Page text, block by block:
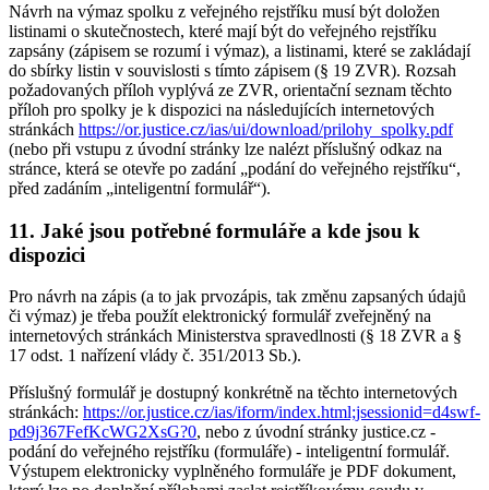
Návrh na výmaz spolku z veřejného rejstříku musí být doložen
listinami o skutečnostech, které mají být do veřejného rejstříku
zapsány (zápisem se rozumí i výmaz), a listinami, které se zakládají
do sbírky listin v souvislosti s tímto zápisem (§ 19 ZVR). Rozsah
požadovaných příloh vyplývá ze ZVR, orientační seznam těchto
příloh pro spolky je k dispozici na následujících internetových
stránkách https://or.justice.cz/ias/ui/download/prilohy_spolky.pdf
(nebo při vstupu z úvodní stránky lze nalézt příslušný odkaz na
stránce, která se otevře po zadání „podání do veřejného rejstříku“,
před zadáním „inteligentní formulář“).
11. Jaké jsou potřebné formuláře a kde jsou k
dispozici
Pro návrh na zápis (a to jak prvozápis, tak změnu zapsaných údajů
či výmaz) je třeba použít elektronický formulář zveřejněný na
internetových stránkách Ministerstva spravedlnosti (§ 18 ZVR a §
17 odst. 1 nařízení vlády č. 351/2013 Sb.).
Příslušný formulář je dostupný konkrétně na těchto internetových
stránkách: https://or.justice.cz/ias/iform/index.html;jsessionid=d4swf-
pd9j367FefKcWG2XsG?0, nebo z úvodní stránky justice.cz -
podání do veřejného rejstříku (formuláře) - inteligentní formulář.
Výstupem elektronicky vyplněného formuláře je PDF dokument,